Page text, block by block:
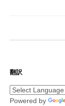
翻訳
Powered by